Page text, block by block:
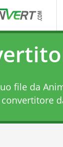
file da
convertitore